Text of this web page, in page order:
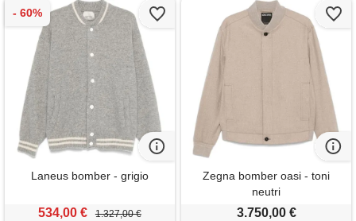
Laneus bomber - grigio
534,00 € 1.327,00 €
Zegna bomber oasi - toni
neutri
3.750,00 €